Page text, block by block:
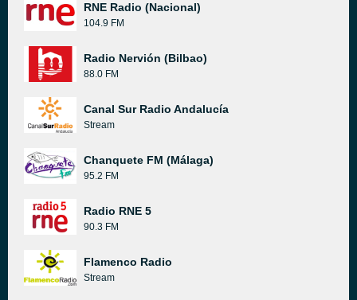
RNE Radio (Nacional)
104.9 FM
Radio Nervión (Bilbao)
88.0 FM
Canal Sur Radio Andalucía
Stream
Chanquete FM (Málaga)
95.2 FM
Radio RNE 5
90.3 FM
Flamenco Radio
Stream